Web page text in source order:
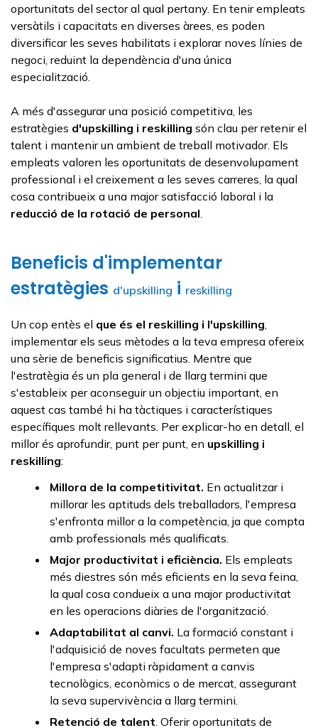
oportunitats del sector al qual pertany. En tenir empleats
versàtils i capacitats en diverses àrees, es poden
diversificar les seves habilitats i explorar noves línies de
negoci, reduint la dependència d'una única
especialització.
A més d'assegurar una posició competitiva, les
estratègies d'upskilling i reskilling són clau per retenir el
talent i mantenir un ambient de treball motivador. Els
empleats valoren les oportunitats de desenvolupament
professional i el creixement a les seves carreres, la qual
cosa contribueix a una major satisfacció laboral i la
reducció de la rotació de personal
Beneficis d'implementar
estratègies d'upskilling i reskilling
Un cop entès el que és el reskilling i l'upskilling
implementar els seus mètodes a la teva empresa ofereix
una sèrie de beneficis significatius. Mentre que
l'estratègia és un pla general i de llarg termini que
s'estableix per aconseguir un objectiu important, en
aquest cas també hi ha tàctiques i característiques
específiques molt rellevants. Per explicar-ho en detall, el
millor és aprofundir, punt per punt, en upskilling i
reskilling:
Millora de la competitivitat. En actualitzar i
millorar les aptituds dels treballadors, l'empresa
s'enfronta millor a la competència, ja que compta
amb professionals més qualificats.
Major productivitat i eficiència. Els empleats
més diestres són més eficients en la seva feina,
la qual cosa condueix a una major productivitat
en les operacions diàries de l'organització.
Adaptabilitat al canvi. La formació constant i
l'adquisició de noves facultats permeten que
l'empresa s'adapti ràpidament a canvis
tecnològics, econòmics o de mercat, assegurant
la seva supervivència a llarg termini.
Retenció de talent . Oferir oportunitats de